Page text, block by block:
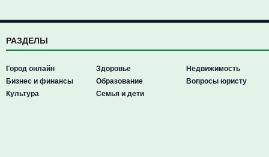
РАЗДЕЛЫ
Город онлайн
Бизнес и финансы
Культура
Здоровье
Образование
Семья и дети
Недвижимость
Вопросы юристу